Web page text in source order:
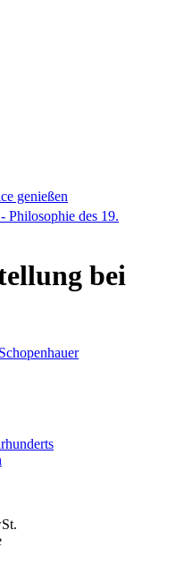
genießen
Philosophie des 19.
bei